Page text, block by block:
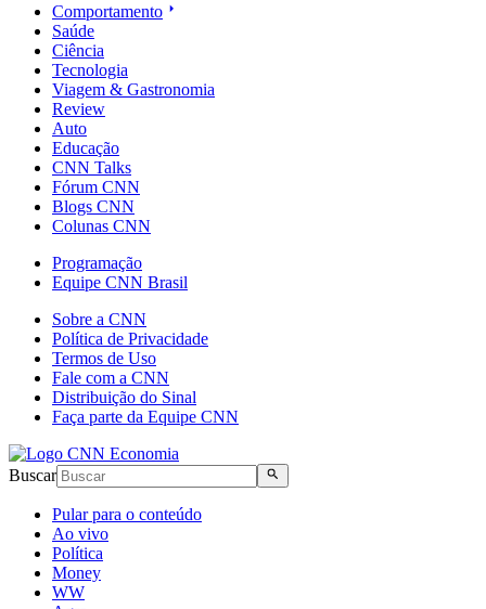
Comportamento
Saúde
Ciência
Tecnologia
Viagem & Gastronomia
Review
Auto
Educação
CNN Talks
Fórum CNN
Blogs CNN
Colunas CNN
Programação
Equipe CNN Brasil
Sobre a CNN
Política de Privacidade
Termos de Uso
Fale com a CNN
Distribuição do Sinal
Faça parte da Equipe CNN
Buscar
Pular para o conteúdo
Ao vivo
Política
Money
WW